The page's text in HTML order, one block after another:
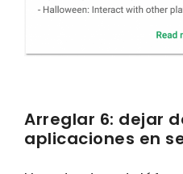
Arreglar 6: dejar
aplicaciones en